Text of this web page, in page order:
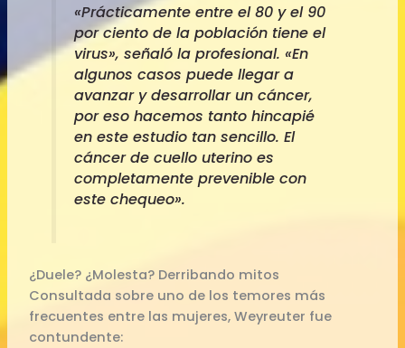
«Prácticamente entre el 80 y el 90
por ciento de la población tiene el
virus», señaló la profesional. «En
algunos casos puede llegar a
avanzar y desarrollar un cáncer,
por eso hacemos tanto hincapié
en este estudio tan sencillo. El
cáncer de cuello uterino es
completamente prevenible con
este chequeo».
¿Duele? ¿Molesta? Derribando mitos
Consultada sobre uno de los temores más
frecuentes entre las mujeres, Weyreuter fue
contundente: